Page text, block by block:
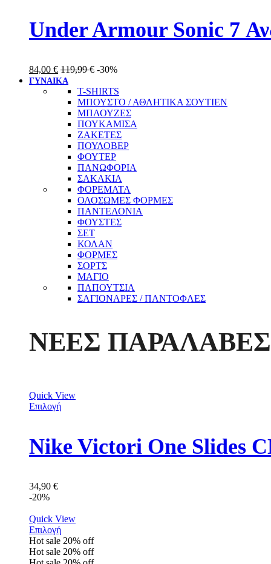
Under Armour Sonic 7
84,00 € 119,99€ -30%
ΓΥΝΑΙΚΑ
T-SHIRTS
ΜΠΟΥΣΤΟ / ΑΘΛΗΤΙΚΑ ΣΟΥΤΙΕΝ
ΜΠΛΟΥΖΕΣ
ΠΟΥΚΑΜΙΣΑ
ΖΑΚΕΤΕΣ
ΠΟΥΛΟΒΕΡ
ΦΟΥΤΕΡ
ΠΑΝΩΦΟΡΙΑ
ΣΑΚΑΚΙΑ
ΦΟΡΕΜΑΤΑ
ΟΛΟΣΩΜΕΣ ΦΟΡΜΕΣ
ΠΑΝΤΕΛΟΝΙΑ
ΦΟΥΣΤΕΣ
ΣΕΤ
ΚΟΛΑΝ
ΦΟΡΜΕΣ
ΣΟΡΤΣ
ΜΑΓΙΟ
ΠΑΠΟΥΤΣΙΑ
ΣΑΓΙΟΝΑΡΕΣ / ΠΑΝΤΟΦΛΕΣ
ΝΕΕΣ ΠΑΡΑΛΑΒΕΣ
Quick View
Επιλογή
Nike Victori One Slides
34,90 €
-20%
Quick View
Επιλογή
Hot sale 20% off
Hot sale 20% off